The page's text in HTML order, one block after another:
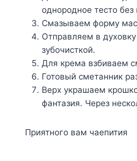
однородное тесто без
Смазываем форму
Отправляем в
зубочисткой.
Для крема взбиваем
Готовый сметанник
Верх украшаем
фантазия. Через
Приятного вам чаепития